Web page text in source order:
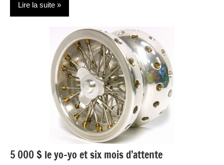
Lire la suite
5 000 $ le yo-yo et six mois d’attente